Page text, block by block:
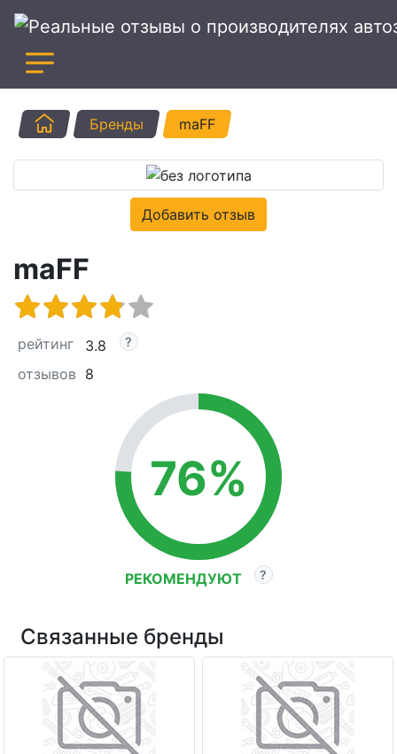
ГлавнаяБренды maFF
Добавить отзыв
maFF
рейтинг
3.8
отзывов 8
76%
РЕКОМЕНДУЮТ
Связанные бренды